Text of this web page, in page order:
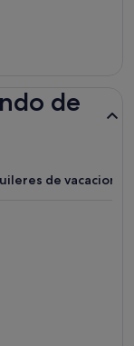
de
de vacaciones